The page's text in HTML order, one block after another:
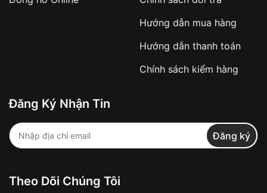
Hướng dẫn mua hàng
Hướng dẫn thanh toán
Chính sách kiểm hàng
Đăng Ký Nhận Tin
Đăng ký
Theo Dõi Chúng Tôi